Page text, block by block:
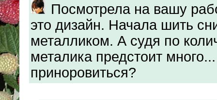
Посмотрела на вашу
это дизайн. Начала шить
металликом. А судя по
металика предстоит
приноровиться?